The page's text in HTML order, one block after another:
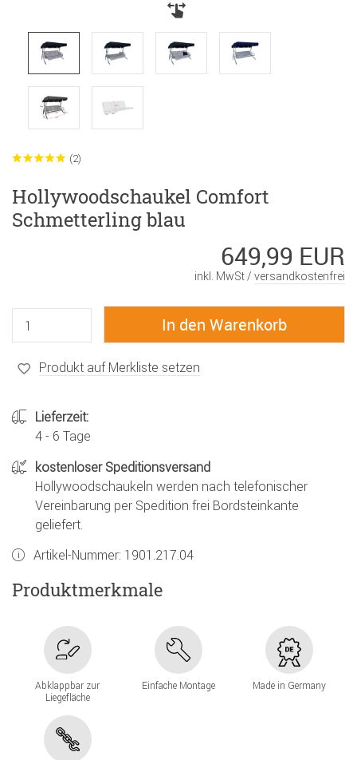
(2)
Hollywoodschaukel Comfort
Schmetterling blau
649,99 EUR
inkl. MwSt / versandkostenfrei
Produkt auf Merkliste setzen
Lieferzeit:
4 - 6 Tage
kostenloser Speditionsversand
Hollywoodschaukeln werden nach telefonischer
Vereinbarung per Spedition frei Bordsteinkante
geliefert.
Artikel-Nummer: 1901.217.04
Produktmerkmale
Abklappbar zur
Liegefläche
Einfache Montage Made in Germany